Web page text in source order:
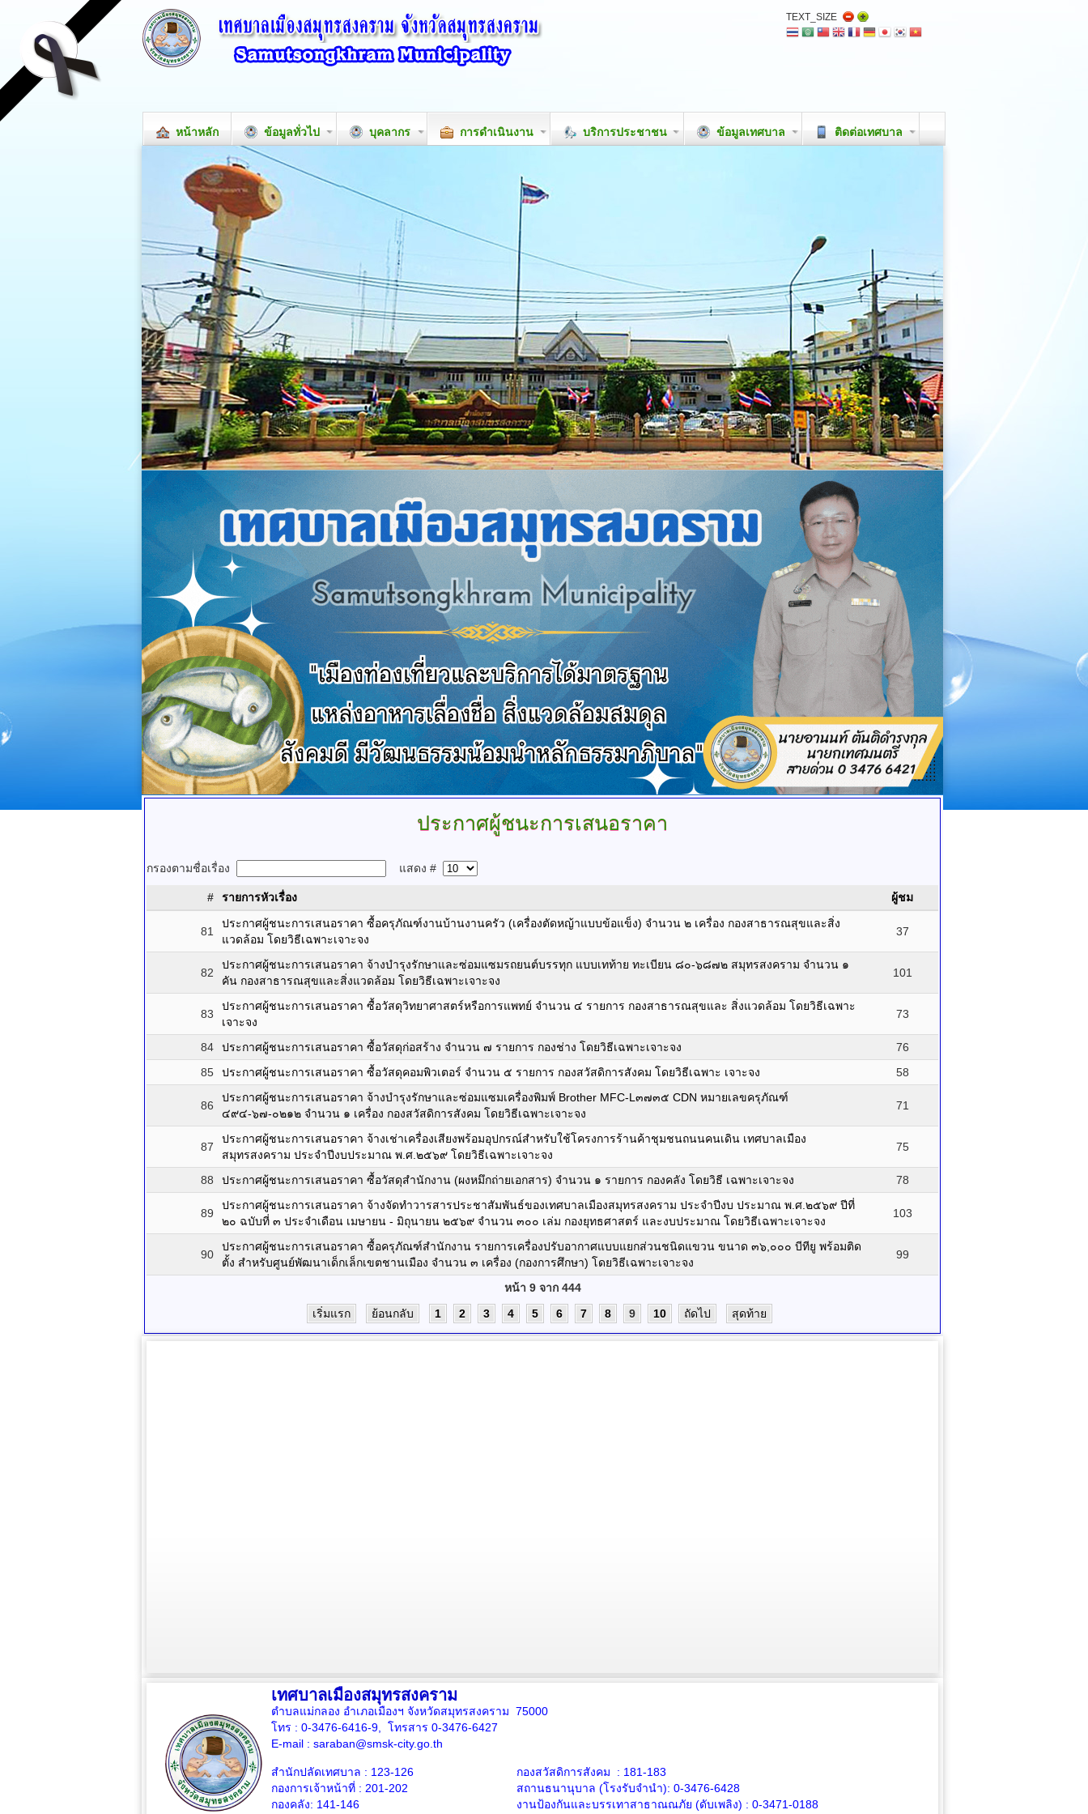
TEXT_SIZE
หน้าหลัก ข้อมูลทั่วไป บุคลากร การดำเนินงาน บริการประชาชน ข้อมูลเทศบาล ติดต่อเทศบาล
ประกาศผู้ชนะการเสนอราคา
กรองตามชื่อเรื่อง แสดง #
# รายการหัวเรื่อง ผู้ชม
81
ประกาศผู้ชนะการเสนอราคา ซื้อครุภัณฑ์งานบ้านงานครัว (เครื่องตัดหญ้าแบบข้อแข็ง) จำนวน ๒ เครื่อง กองสาธารณสุขและสิ่ง
แวดล้อม โดยวิธีเฉพาะเจาะจง
37
82
ประกาศผู้ชนะการเสนอราคา จ้างบำรุงรักษาและซ่อมแซมรถยนต์บรรทุก แบบเทท้าย ทะเบียน ๘๐-๖๘๗๒ สมุทรสงคราม จำนวน ๑
คัน กองสาธารณสุขและสิ่งแวดล้อม โดยวิธีเฉพาะเจาะจง
101
83
ประกาศผู้ชนะการเสนอราคา ซื้อวัสดุวิทยาศาสตร์หรือการแพทย์ จำนวน ๔ รายการ กองสาธารณสุขและ สิ่งแวดล้อม โดยวิธีเฉพาะ
เจาะจง
73
84 ประกาศผู้ชนะการเสนอราคา ซื้อวัสดุก่อสร้าง จำนวน ๗ รายการ กองช่าง โดยวิธีเฉพาะเจาะจง
76
85
ประกาศผู้ชนะการเสนอราคา ซื้อวัสดุคอมพิวเตอร์ จำนวน ๕ รายการ กองสวัสดิการสังคม โดยวิธีเฉพาะ เจาะจง 58
86
ประกาศผู้ชนะการเสนอราคา จ้างบำรุงรักษาและซ่อมแซมเครื่องพิมพ์ Brother MFC-L๓๗๓๕ CDN หมายเลขครุภัณฑ์
๔๙๔-๖๗-๐๒๑๒ จำนวน ๑ เครื่อง กองสวัสดิการสังคม โดยวิธีเฉพาะเจาะจง
71
87
ประกาศผู้ชนะการเสนอราคา จ้างเช่าเครื่องเสียงพร้อมอุปกรณ์สำหรับใช้โครงการร้านค้าชุมชนถนนคนเดิน เทศบาลเมือง
สมุทรสงคราม ประจำปีงบประมาณ พ.ศ.๒๕๖๙ โดยวิธีเฉพาะเจาะจง
75
88 ประกาศผู้ชนะการเสนอราคา ซื้อวัสดุสำนักงาน (ผงหมึกถ่ายเอกสาร) จำนวน ๑ รายการ กองคลัง โดยวิธี เฉพาะเจาะจง 78
89
ประกาศผู้ชนะการเสนอราคา จ้างจัดทำวารสารประชาสัมพันธ์ของเทศบาลเมืองสมุทรสงคราม ประจำปีงบ ประมาณ พ.ศ.๒๕๖๙ ปีที่
๒๐ ฉบับที่ ๓ ประจำเดือน เมษายน - มิถุนายน ๒๕๖๙ จำนวน ๓๐๐ เล่ม กองยุทธศาสตร์ และงบประมาณ โดยวิธีเฉพาะเจาะจง
103
90
ประกาศผู้ชนะการเสนอราคา ซื้อครุภัณฑ์สำนักงาน รายการเครื่องปรับอากาศแบบแยกส่วนชนิดแขวน ขนาด ๓๖,๐๐๐ บีทียู พร้อมติด
ตั้ง สำหรับศูนย์พัฒนาเด็กเล็กเขตชานเมือง จำนวน ๓ เครื่อง (กองการศึกษา) โดยวิธีเฉพาะเจาะจง
99
หน้า 9 จาก 444
เริ่มแรก
ย้อนกลับ 1 2 3 4 5 6 7 8 9 10 ถัดไป สุดท้าย
เทศบาลเมืองสมุทรสงคราม
ตำบลแม่กลอง อำเภอเมืองฯ จังหวัดสมุทรสงคราม 75000
โทร : 0-3476-6416-9, โทรสาร 0-3476-6427
E-mail : saraban@smsk-city.go.th
สำนักปลัดเทศบาล : 123-126
กองการเจ้าหน้าที่ : 201-202
กองคลัง: 141-146
กองสวัสดิการสังคม : 181-183
สถานธนานุบาล (โรงรับจำนำ): 0-3476-6428
งานป้องกันและบรรเทาสาธาณณภัย (ดับเพลิง) : 0-3471-0188